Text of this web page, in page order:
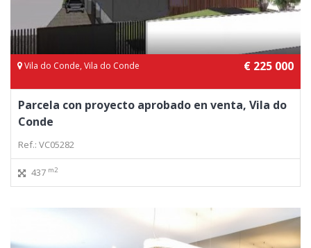
Vila do Conde, Vila do Conde € 225 000
Parcela con proyecto aprobado en venta, Vila do
Conde
Ref.: VC05282
437 m2